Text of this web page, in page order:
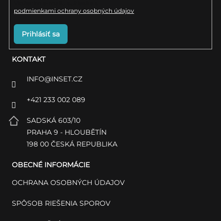
KONTAKT
INFO@INSET.CZ
+421 233 002 089
SADSKÁ 603/10
PRAHA 9 - HLOUBĚTÍN
198 00 ČESKÁ REPUBLIKA
OBECNÉ INFORMÁCIE
OCHRANA OSOBNÝCH ÚDAJOV
SPÔSOB RIEŠENIA SPOROV
podmienkami ochrany osobných údajov
Prihlásiť sa